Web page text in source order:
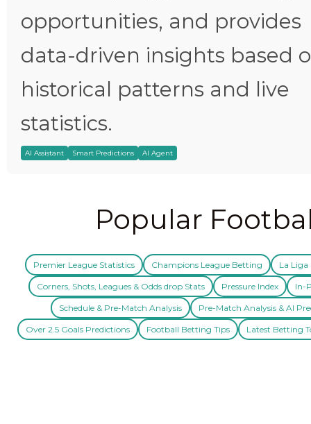
opportunities, and provides
data-driven insights based
historical patterns and live
statistics.
AI Assistant Smart Predictions AI Agent
Popular
Premier League Statistics Champions League Betting La Liga
Corners, Shots, Leagues & Odds drop Stats Pressure Index In-
Schedule & Pre-Match Analysis Pre-Match Analysis & AI
Over 2.5 Goals Predictions Football Betting Tips Latest Betting